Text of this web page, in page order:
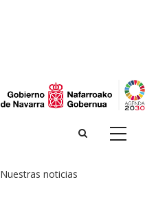
Nuestras noticias